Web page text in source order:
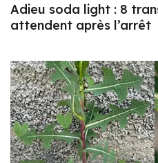
Adieu soda light : 8
attendent après l’arrêt